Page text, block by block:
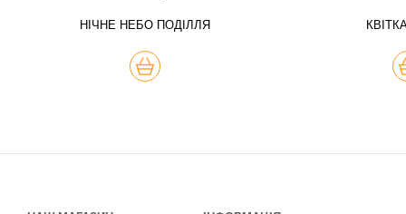
НІЧНЕ НЕБО ПОДІЛЛЯ
КУПИТЬ